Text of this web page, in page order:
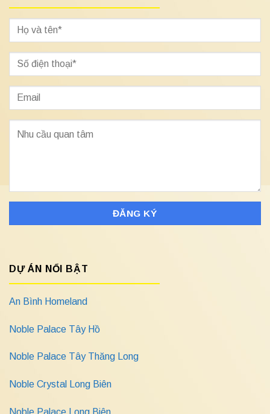
DỰ ÁN NỔI BẬT
An Bình Homeland
Noble Palace Tây Hồ
Noble Palace Tây Thăng Long
Noble Crystal Long Biên
Noble Palace Long Biên